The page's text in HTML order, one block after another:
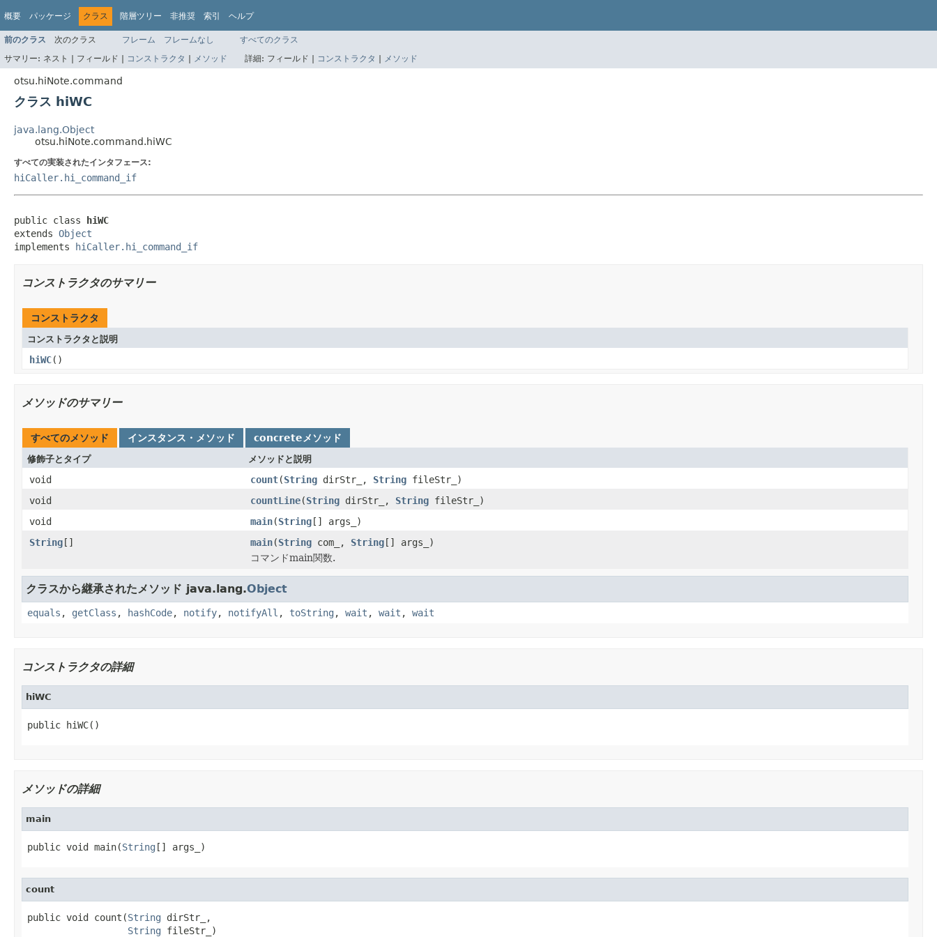
概要 パッケージ クラス 階層ツリー 非推奨 索引 ヘルプ
前のクラス 次のクラス フレーム フレームなし
すべてのクラス
サマリー: ネスト | フィールド | コンストラクタ | メソッド 詳細: フィールド | コンストラクタ | メソッド
otsu.hiNote.command
クラス hiWC
java.lang.Object
otsu.hiNote.command.hiWC
すべての実装されたインタフェース:
hiCaller.hi_command_if
public class hiWC
extends Object
implements hiCaller.hi_command_if
コンストラクタのサマリー
コンストラクタ
コンストラクタと説明
hiWC()
メソッドのサマリー
すべてのメソッド インスタンス・メソッド concreteメソッド
修飾子とタイプ メソッドと説明
void count(String dirStr_, String fileStr_)
void
countLine(String dirStr_, String fileStr_)
void
main(String[] args_)
String[] main(String com_, String[] args_)
コマンドmain関数.
クラスから継承されたメソッド java.lang.Object
equals , getClass , hashCode, notify, notifyAll , toString , wait , wait , wait
コンストラクタの詳細
hiWC
public hiWC()
メソッドの詳細
main
public void main(String [] args_)
count
public void count(String dirStr_,
String fileStr_)